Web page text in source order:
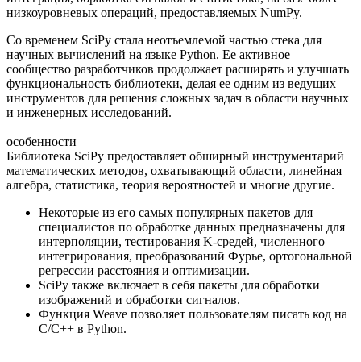
низкоуровневых операций, предоставляемых NumPy.
Со временем SciPy стала неотъемлемой частью стека для
научных вычислений на языке Python. Ее активное
сообщество разработчиков продолжает расширять и улучшать
функциональность библиотеки, делая ее одним из ведущих
инструментов для решения сложных задач в области научных
и инженерных исследований.
особенности
Библиотека SciPy предоставляет обширный инструментарий
математических методов, охватывающий области, линейная
алгебра, статистика, теория вероятностей и многие другие.
Некоторые из его самых популярных пакетов для
специалистов по обработке данных предназначены для
интерполяции, тестирования K-средей, численного
интегрирования, преобразований Фурье, ортогональной
регрессии расстояния и оптимизации.
SciPy также включает в себя пакеты для обработки
изображений и обработки сигналов.
Функция Weave позволяет пользователям писать код на
C/C++ в Python.